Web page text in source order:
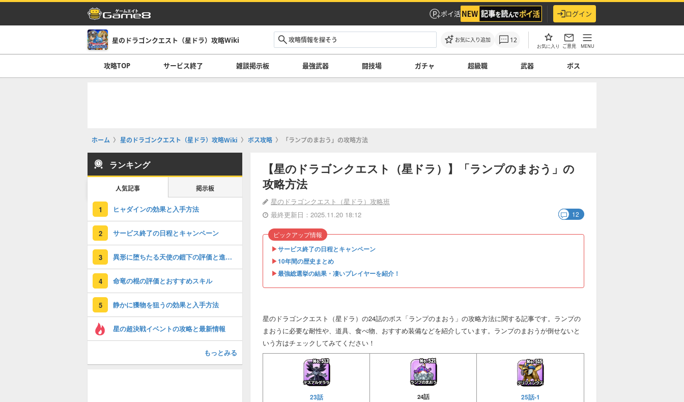
ポイ活 ログイン
星のドラゴンクエスト（星ドラ）攻略Wiki お気に入り追加 12
お気に入り ご意見 MENU
攻略TOP サービス終了 雑談掲示板 最強武器 闘技場 ガチャ 超級職 武器 ボス
ホーム 星のドラゴンクエスト（星ドラ）攻略Wiki ボス攻略 「ランプのまおう」の攻略方法
【星のドラゴンクエスト（星ドラ）】「ランプのまおう」の
攻略方法
星のドラゴンクエスト（星ドラ）攻略班
最終更新日：2025.11.20 18:12
12
▶︎サービス終了の日程とキャンペーン
▶︎10年間の歴史まとめ
▶︎最強総選挙の結果・凄いプレイヤーを紹介！
ピックアップ情報
星のドラゴンクエスト（星ドラ）の24話のボス「ランプのまおう」の攻略方法に関する記事です。ランプの
まおうに必要な耐性や、道具、食べ物、おすすめ装備などを紹介しています。ランプのまおうが倒せないと
いう方はチェックしてみてください！
23話
24話
25話-1
ランキング
人気記事 掲示板
1 ヒャダインの効果と入手方法
2 サービス終了の日程とキャンペーン
3 異形に堕ちたる天使の鎧下の評価と進化後の性能
4 命竜の棍の評価とおすすめスキル
5 静かに獲物を狙うの効果と入手方法
星の超決戦イベントの攻略と最新情報
もっとみる